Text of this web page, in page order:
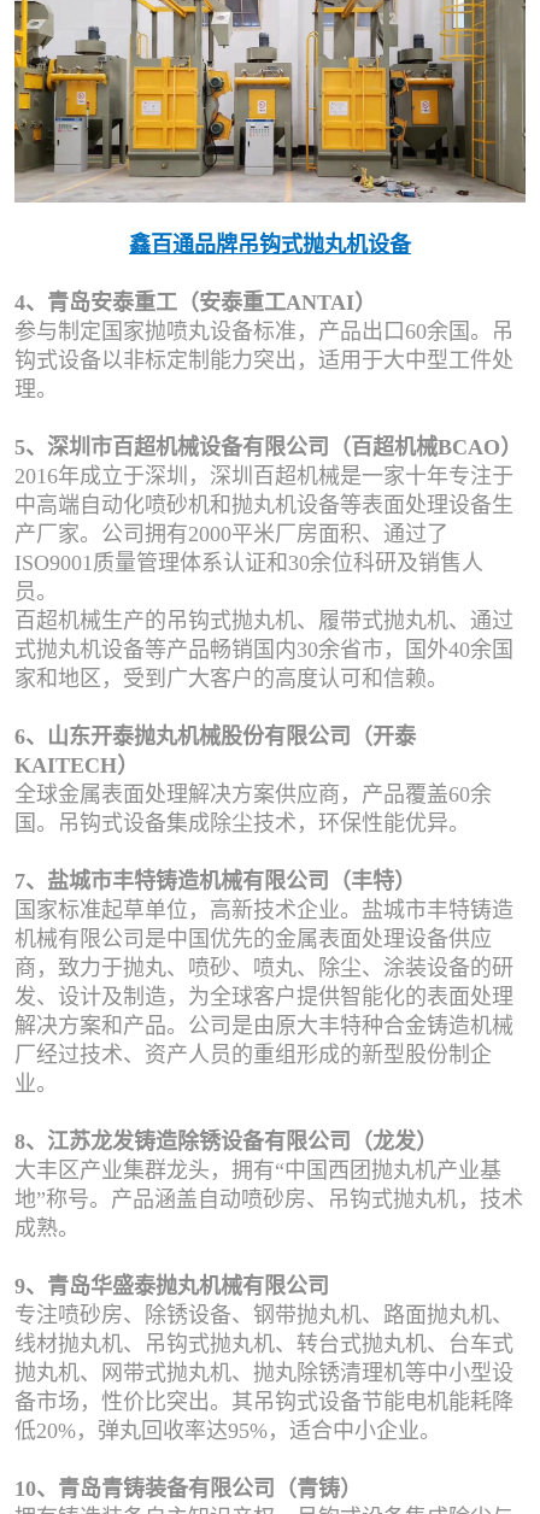
鑫百通品牌吊钩式抛丸机设备
4、青岛安泰重工（安泰重工ANTAI）
参与制定国家抛喷丸设备标准，产品出口60余国。吊
钩式设备以非标定制能力突出，适用于大中型工件处
理。
5、深圳市百超机械设备有限公司（百超机械BCAO）
2016年成立于深圳，深圳百超机械是一家十年专注于
中高端自动化喷砂机和抛丸机设备等表面处理设备生
产厂家。公司拥有2000平米厂房面积、通过了
ISO9001质量管理体系认证和30余位科研及销售人
员。
百超机械生产的吊钩式抛丸机、履带式抛丸机、通过
式抛丸机设备等产品畅销国内30余省市，国外40余国
家和地区，受到广大客户的高度认可和信赖。
6、山东开泰抛丸机械股份有限公司（开泰
KAITECH）
全球金属表面处理解决方案供应商，产品覆盖60余
国。吊钩式设备集成除尘技术，环保性能优异。
7、盐城市丰特铸造机械有限公司（丰特）
国家标准起草单位，高新技术企业。盐城市丰特铸造
机械有限公司是中国优先的金属表面处理设备供应
商，致力于抛丸、喷砂、喷丸、除尘、涂装设备的研
发、设计及制造，为全球客户提供智能化的表面处理
解决方案和产品。公司是由原大丰特种合金铸造机械
厂经过技术、资产人员的重组形成的新型股份制企
业。
8、江苏龙发铸造除锈设备有限公司（龙发）
大丰区产业集群龙头，拥有“中国西团抛丸机产业基
地”称号。产品涵盖自动喷砂房、吊钩式抛丸机，技术
成熟。
9、青岛华盛泰抛丸机械有限公司
专注喷砂房、除锈设备、钢带抛丸机、路面抛丸机、
线材抛丸机、吊钩式抛丸机、转台式抛丸机、台车式
抛丸机、网带式抛丸机、抛丸除锈清理机等中小型设
备市场，性价比突出。其吊钩式设备节能电机能耗降
低20%，弹丸回收率达95%，适合中小企业。
10、青岛青铸装备有限公司（青铸）